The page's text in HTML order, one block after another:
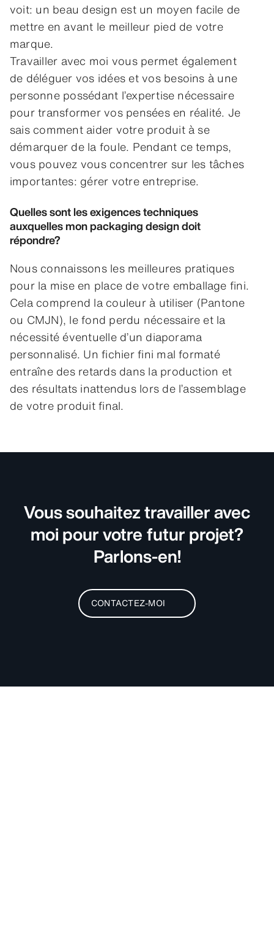
voit: un beau design est un moyen facile de
mettre en avant le meilleur pied de votre
marque.
Travailler avec moi vous permet également
de déléguer vos idées et vos besoins à une
personne possédant l’expertise nécessaire
pour transformer vos pensées en réalité. Je
sais comment aider votre produit à se
démarquer de la foule. Pendant ce temps,
vous pouvez vous concentrer sur les tâches
importantes: gérer votre entreprise.
Quelles sont les exigences techniques
auxquelles mon packaging design doit
répondre?
Nous connaissons les meilleures pratiques
pour la mise en place de votre emballage fini.
Cela comprend la couleur à utiliser (Pantone
ou CMJN), le fond perdu nécessaire et la
nécessité éventuelle d’un diaporama
personnalisé. Un fichier fini mal formaté
entraîne des retards dans la production et
des résultats inattendus lors de l’assemblage
de votre produit final.
Vous souhaitez travailler avec
moi pour votre futur projet?
Parlons-en!
CONTACTEZ-MOI